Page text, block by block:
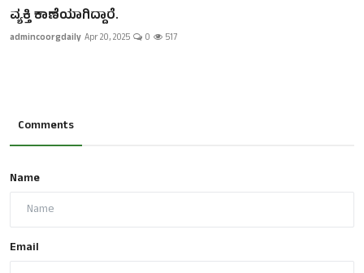
ವ್ಯಕ್ತಿ ಕಾಣೆಯಾಗಿದ್ದಾರೆ.
admincoorgdaily Apr 20, 2025 0 517
Comments
Name
Email